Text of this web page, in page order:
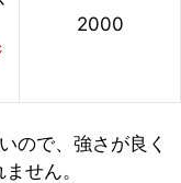
2000
ので、強さが良く
せん。